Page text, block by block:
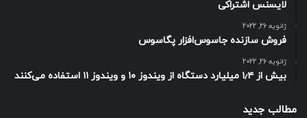
لایسنس اشتراکی
ژانویه 26, 2022
فروش سازنده جاسوس‌افزار پگاسوس
ژانویه 26, 2022
بیش از ۱٫۴ میلیارد دستگاه از ویندوز ۱۰ و ویندوز ۱۱ استفاده می‌کنند
مطالب جدید